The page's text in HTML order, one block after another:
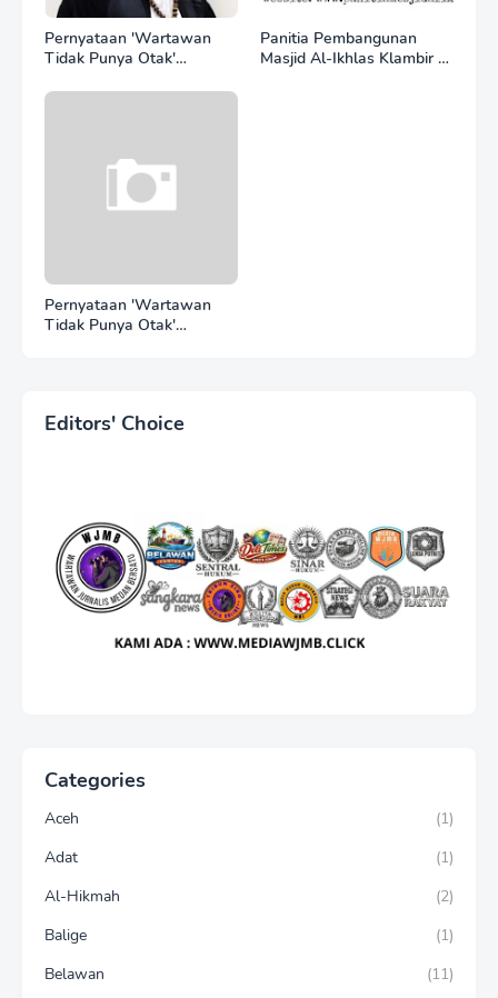
Pernyataan 'Wartawan
Tidak Punya Otak'
Ketum SPASI Jelani
Panitia Pembangunan
Masjid Al-Ikhlas Klambir V
Pernyataan 'Wartawan
Tidak Punya Otak'
Editors' Choice
Categories
Aceh
(1)
Adat
(1)
Al-Hikmah
(2)
Balige
(1)
Belawan
(11)